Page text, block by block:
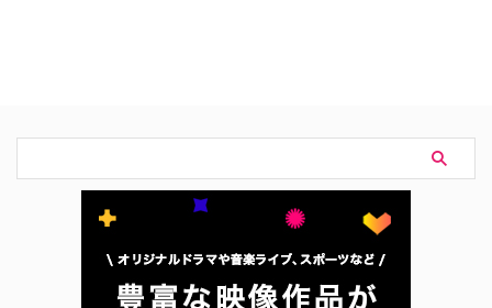
PICTURES、カ …
Attorney Woo） 放送期間 2022
年6月29日～8月18日 話数 全16
話 チャンネル ENA 演出 ユ・イン
シク『浪漫ドク …